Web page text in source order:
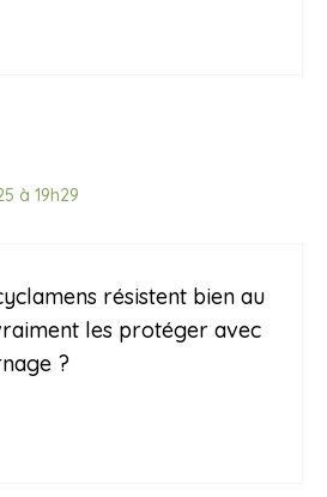
à 19h29
résistent bien au
les protéger avec
?